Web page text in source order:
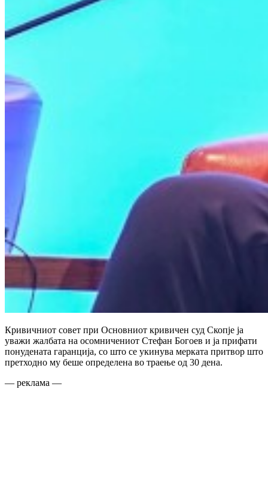
Кривичниот совет при Основниот кривичен суд Скопје ја
уважи жалбата на осомничениот Стефан Богоев и ја прифати
понудената гаранција, со што се укинува мерката притвор што
претходно му беше определена во траење од 30 дена.
— реклама —